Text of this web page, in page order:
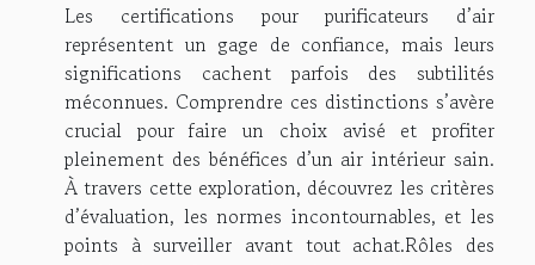
Les certifications pour purificateurs d’air
représentent un gage de confiance, mais leurs
significations cachent parfois des subtilités
méconnues. Comprendre ces distinctions s’avère
crucial pour faire un choix avisé et profiter
pleinement des bénéfices d’un air intérieur sain.
À travers cette exploration, découvrez les critères
d’évaluation, les normes incontournables, et les
points à surveiller avant tout achat.Rôles des